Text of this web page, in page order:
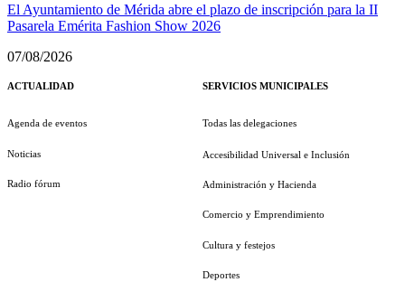
El Ayuntamiento de Mérida abre el plazo de inscripción para la II
Pasarela Emérita Fashion Show 2026
07/08/2026
ACTUALIDAD
Agenda de eventos
Noticias
Radio fórum
SERVICIOS MUNICIPALES
Todas las delegaciones
Accesibilidad Universal e Inclusión
Administración y Hacienda
Comercio y Emprendimiento
Cultura y festejos
Deportes